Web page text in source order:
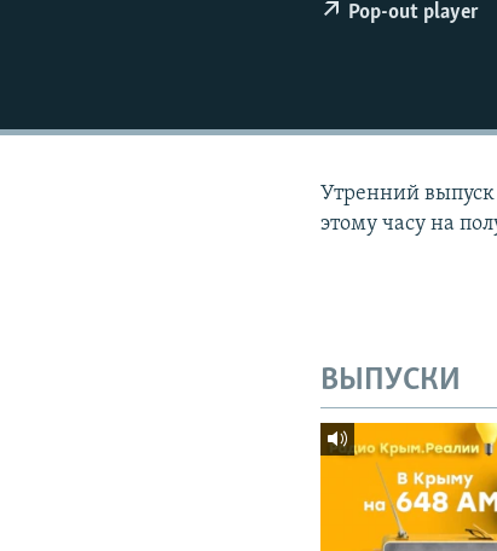
УКРАИНСКАЯ ПРОБЛЕМА КРЫМА
Pop-out player
Утренний выпуск
этому часу на
ВЫПУСКИ